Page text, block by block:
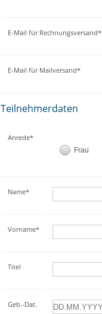
E-Mail für Rechnungsversand*
E-Mail für Mailversand*
Teilnehmerdaten
Anrede*
Frau
Name*
Vorname*
Titel
Geb.-Dat.